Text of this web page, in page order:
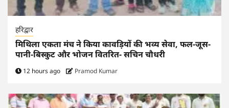
हरिद्वार
मिथिला एकता मंच ने किया कावड़ियों की भव्य सेवा, फल-जूस-
पानी-बिस्कुट और भोजन वितरित- सचिन चौधरी
12 hours ago Pramod Kumar